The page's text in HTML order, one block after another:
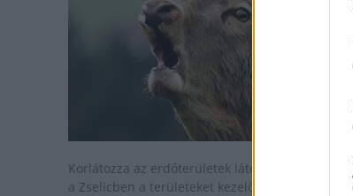
Korlátozza az erdőterületek látogatását a
a Zselicben a területeket kezelő Mecsekerdő Zrt.